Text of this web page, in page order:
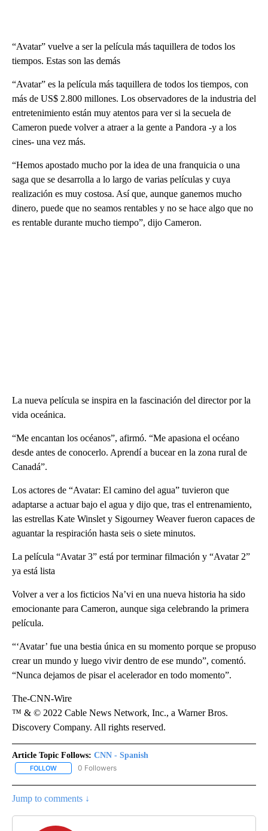
“Avatar” vuelve a ser la película más taquillera de todos los
tiempos. Estas son las demás
“Avatar” es la película más taquillera de todos los tiempos, con
más de US$ 2.800 millones. Los observadores de la industria del
entretenimiento están muy atentos para ver si la secuela de
Cameron puede volver a atraer a la gente a Pandora -y a los
cines- una vez más.
“Hemos apostado mucho por la idea de una franquicia o una
saga que se desarrolla a lo largo de varias películas y cuya
realización es muy costosa. Así que, aunque ganemos mucho
dinero, puede que no seamos rentables y no se hace algo que no
es rentable durante mucho tiempo”, dijo Cameron.
La nueva película se inspira en la fascinación del director por la
vida oceánica.
“Me encantan los océanos”, afirmó. “Me apasiona el océano
desde antes de conocerlo. Aprendí a bucear en la zona rural de
Canadá”.
Los actores de “Avatar: El camino del agua” tuvieron que
adaptarse a actuar bajo el agua y dijo que, tras el entrenamiento,
las estrellas Kate Winslet y Sigourney Weaver fueron capaces de
aguantar la respiración hasta seis o siete minutos.
La película “Avatar 3” está por terminar filmación y “Avatar 2”
ya está lista
Volver a ver a los ficticios Na’vi en una nueva historia ha sido
emocionante para Cameron, aunque siga celebrando la primera
película.
“‘Avatar’ fue una bestia única en su momento porque se propuso
crear un mundo y luego vivir dentro de ese mundo”, comentó.
“Nunca dejamos de pisar el acelerador en todo momento”.
The-CNN-Wire
™ & © 2022 Cable News Network, Inc., a Warner Bros.
Discovery Company. All rights reserved.
Article Topic Follows: CNN - Spanish
FOLLOW FOLLOW "CNN - SPANISH" TO RECEIVE NOTIFICATIONS ABOUT
0 Followers
Jump to comments ↓